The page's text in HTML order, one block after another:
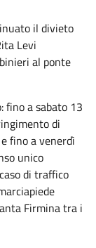
il divieto
Levi
al ponte
fino a sabato 13
di
fino a venerdì
unico
di traffico
Firmina tra i